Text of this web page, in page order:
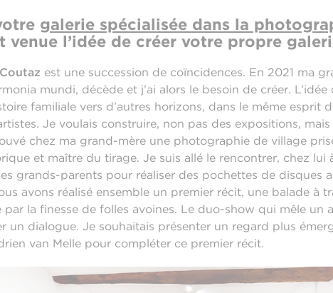
galerie spécialisée dans la
venue l’idée de créer votre propre
est une succession de coïncidences. En 2021 ma
mundi, décède et j’ai alors le besoin de créer.
familiale vers d’autres horizons, dans le même esprit
Je voulais construire, non pas des expositions,
chez ma grand-mère une photographie de village
et maître du tirage. Je suis allé le rencontrer, chez lui
grands-parents pour réaliser des pochettes de disques
avons réalisé ensemble un premier récit, une balade à
la finesse de folles avoines. Le duo-show qui mêle un
un dialogue. Je souhaitais présenter un regard plus
van Melle pour compléter ce premier récit.